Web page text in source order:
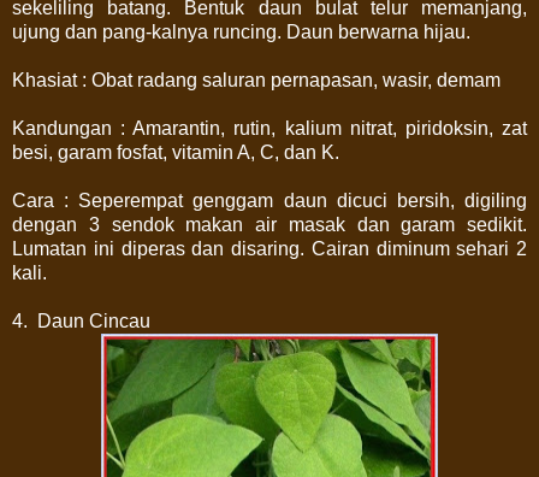
sekeliling batang. Bentuk daun bulat telur memanjang,
ujung dan pang-kalnya runcing. Daun berwarna hijau.
Khasiat : Obat radang saluran pernapasan, wasir, demam
Kandungan : Amarantin, rutin, kalium nitrat, piridoksin, zat
besi, garam fosfat, vitamin A, C, dan K.
Cara : Seperempat genggam daun dicuci bersih, digiling
dengan 3 sendok makan air masak dan garam sedikit.
Lumatan ini diperas dan disaring. Cairan diminum sehari 2
kali.
4. Daun Cincau